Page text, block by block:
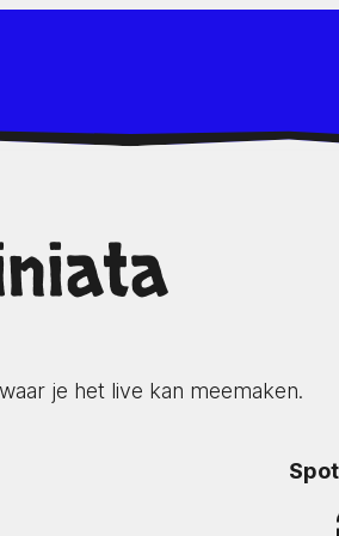
je het live kan meemaken.